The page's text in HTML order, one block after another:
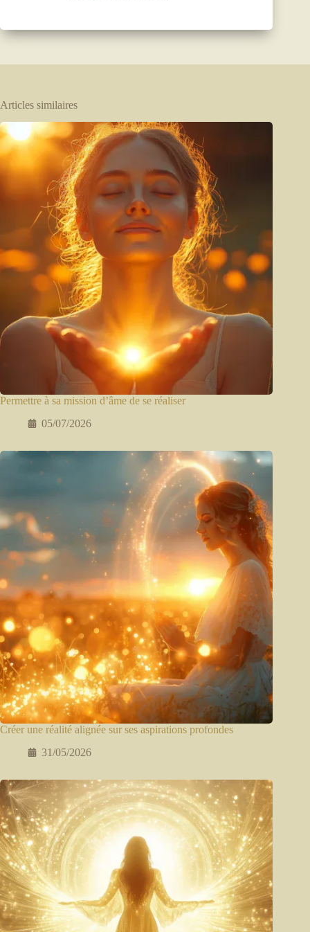
Articles similaires
Permettre à sa mission d’âme de se réaliser
05/07/2026
Créer une réalité alignée sur ses aspirations profondes
31/05/2026